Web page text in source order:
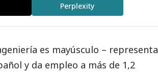
Perplexity
es mayúsculo – representa
y da empleo a más de 1,2